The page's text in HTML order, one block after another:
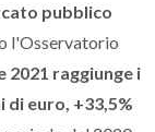
pubblico
l'Osservatorio
raggiunge i
di euro, +33,5%